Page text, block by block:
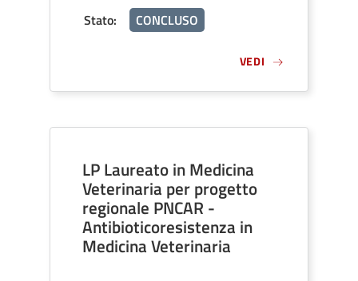
Stato: CONCLUSO
VEDI
LP Laureato in Medicina
Veterinaria per progetto
regionale PNCAR -
Antibioticoresistenza in
Medicina Veterinaria